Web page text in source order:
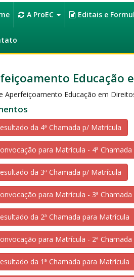
A ProEC Editais e
Educação
Aperfeiçoamento Educação em
da 4ª Chamada p/ Matrícula
para Matrícula - 4ª Chamada
da 3ª Chamada p/ Matrícula
para Matrícula - 3ª Chamada
da 2ª Chamada para Matrícula
para Matrícula - 2ª Chamada
da 1ª Chamada para Matrícula